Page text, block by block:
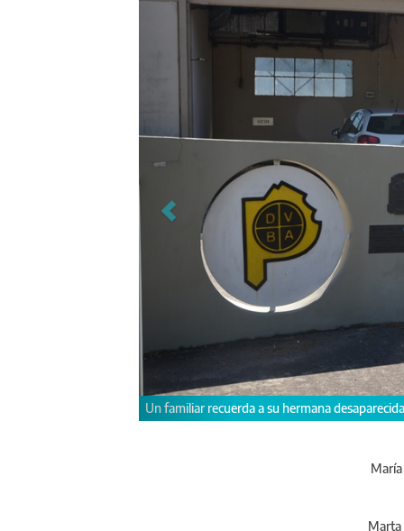
El Ing Hector Gulo también homenajeo
María
Marta